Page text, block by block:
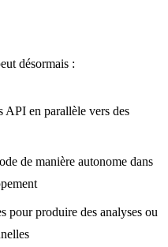
désormais :
API en parallèle vers des
de manière autonome dans
pour produire des analyses ou